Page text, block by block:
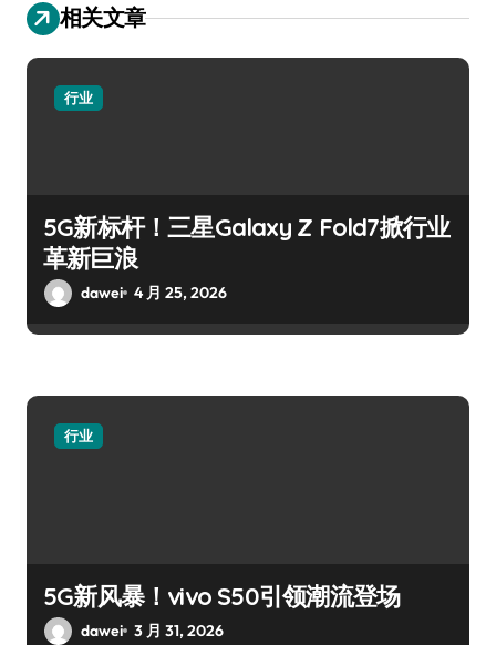
相关文章
行业
5G新标杆！三星Galaxy Z Fold7掀行业
革新巨浪
dawei 4 月 25, 2026
行业
5G新风暴！vivo S50引领潮流登场
dawei 3 月 31, 2026